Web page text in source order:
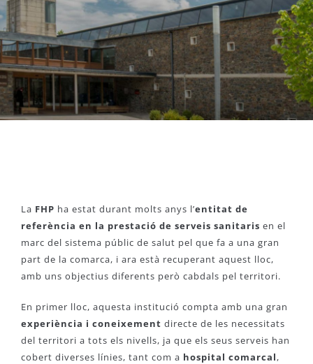
La FHP ha estat durant molts anys l’entitat de
referència en la prestació de serveis sanitaris en el
marc del sistema públic de salut pel que fa a una gran
part de la comarca, i ara està recuperant aquest lloc,
amb uns objectius diferents però cabdals pel territori.
En primer lloc, aquesta institució compta amb una gran
experiència i coneixement directe de les necessitats
del territori a tots els nivells, ja que els seus serveis han
cobert diverses línies, tant com a hospital comarcal,